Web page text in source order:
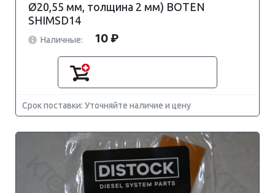
Ø20,55 мм, толщина 2 мм) BOTEN
SHIMSD14
Наличные: 10 ₽
Срок поставки: Уточняйте наличие и цену